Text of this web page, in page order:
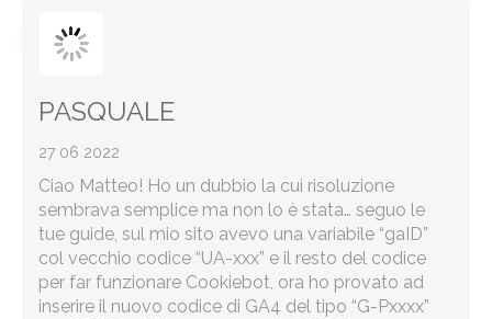
PASQUALE
27 06 2022
Ciao Matteo! Ho un dubbio la cui risoluzione
sembrava semplice ma non lo è stata… seguo le
tue guide, sul mio sito avevo una variabile “gaID”
col vecchio codice “UA-xxx” e il resto del codice
per far funzionare Cookiebot, ora ho provato ad
inserire il nuovo codice di GA4 del tipo “G-Pxxxx”